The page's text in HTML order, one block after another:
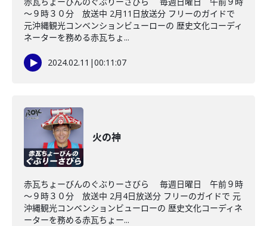
～９時３０分 放送中 2月11日放送分 フリーのガイドで
元沖縄観光コンベンションビューローの 歴史文化コーディ
ネーターを務める赤瓦ちょ...
2024.02.11 |00:11:07
火の神
赤瓦ちょーびんのぐぶりーさびら 毎週日曜日 午前９時
～９時３０分 放送中 2月4日放送分 フリーのガイドで 元
沖縄観光コンベンションビューローの 歴史文化コーディネ
ーターを務める赤瓦ちょー...